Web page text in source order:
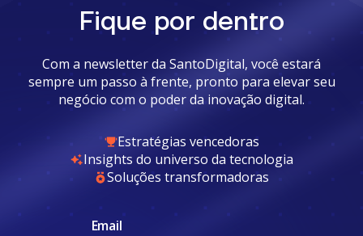
Fique por dentro
Com a newsletter da SantoDigital, você estará
sempre um passo à frente, pronto para elevar seu
negócio com o poder da inovação digital.
Estratégias vencedoras
Insights do universo da tecnologia
Soluções transformadoras
Email